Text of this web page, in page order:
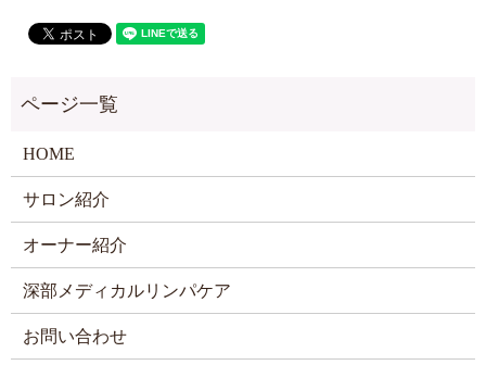
HOME
サロン紹介
オーナー紹介
深部メディカルリンパケア
お問い合わせ